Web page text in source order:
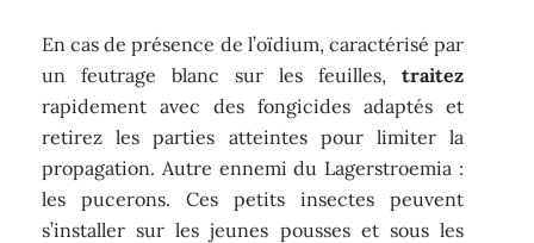
En cas de présence de l’oïdium, caractérisé par
un feutrage blanc sur les feuilles, traitez
rapidement avec des fongicides adaptés et
retirez les parties atteintes pour limiter la
propagation. Autre ennemi du Lagerstroemia :
les pucerons. Ces petits insectes peuvent
s’installer sur les jeunes pousses et sous les